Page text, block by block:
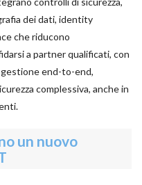
dei dati, identity
che riducono
a partner qualificati, con
end-to-end,
complessiva, anche in
un nuovo